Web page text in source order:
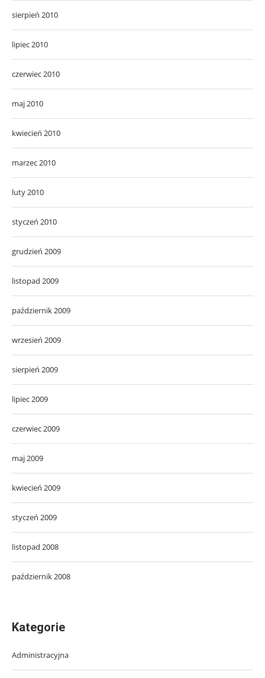
sierpień 2010
lipiec 2010
czerwiec 2010
maj 2010
kwiecień 2010
marzec 2010
luty 2010
styczeń 2010
grudzień 2009
listopad 2009
październik 2009
wrzesień 2009
sierpień 2009
lipiec 2009
czerwiec 2009
maj 2009
kwiecień 2009
styczeń 2009
listopad 2008
październik 2008
Kategorie
Administracyjna